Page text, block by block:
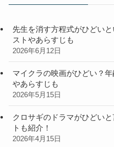
先生を消す方程式がひどい
ストやあらすじも
2026年6月12日
マイクラの映画がひどい？
やあらすじも
2026年5月15日
クロサギのドラマがひどい
トも紹介！
2026年4月15日